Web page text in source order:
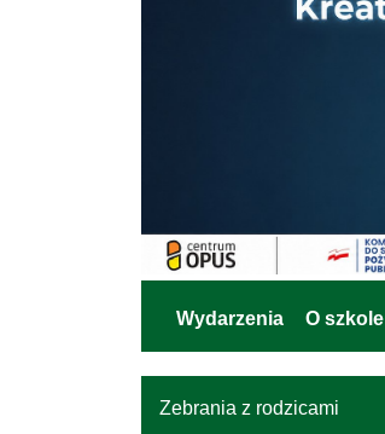
Wydarzenia O szkole
Zebrania z rodzicami